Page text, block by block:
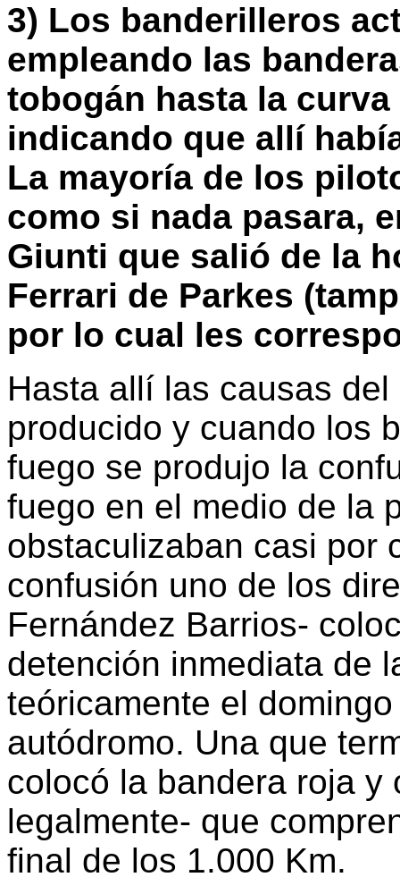
3) Los banderilleros
empleando las
tobogán hasta la
indicando que allí
La mayoría de los
como si nada pasara,
Giunti que salió de la
Ferrari de Parkes
por lo cual les
Hasta allí las causas
producido y cuando los
fuego se produjo la
fuego en el medio de la
obstaculizaban casi por
confusión uno de los
Fernández Barrios-
detención inmediata de
teóricamente el
autódromo. Una que
colocó la bandera roja y
legalmente- que
final de los 1.000 Km.